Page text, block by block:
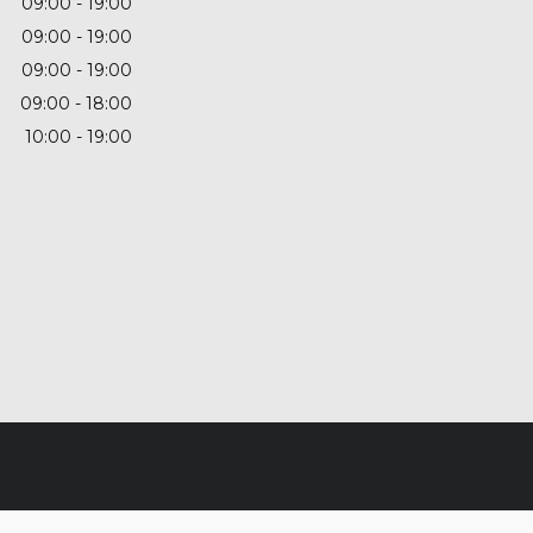
09:00
19:00
09:00
19:00
09:00
18:00
10:00 19:00